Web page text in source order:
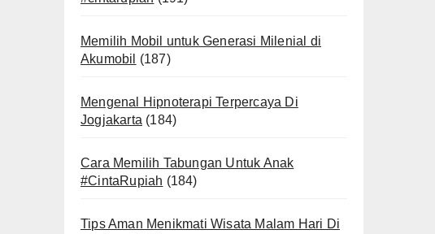
Memilih Mobil untuk Generasi Milenial di
Akumobil
(187)
Mengenal Hipnoterapi Terpercaya Di
Jogjakarta (184)
Cara Memilih Tabungan Untuk Anak
#CintaRupiah (184)
Tips Aman Menikmati Wisata Malam Hari Di